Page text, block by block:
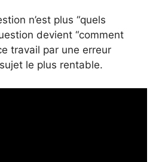
n’est plus “quels
devient “comment
travail par une erreur
sujet le plus rentable.